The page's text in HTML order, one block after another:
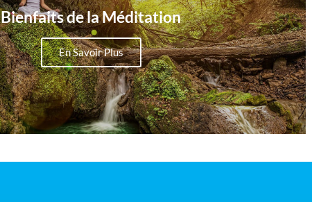
Bienfaits de la Méditation
En Savoir Plus